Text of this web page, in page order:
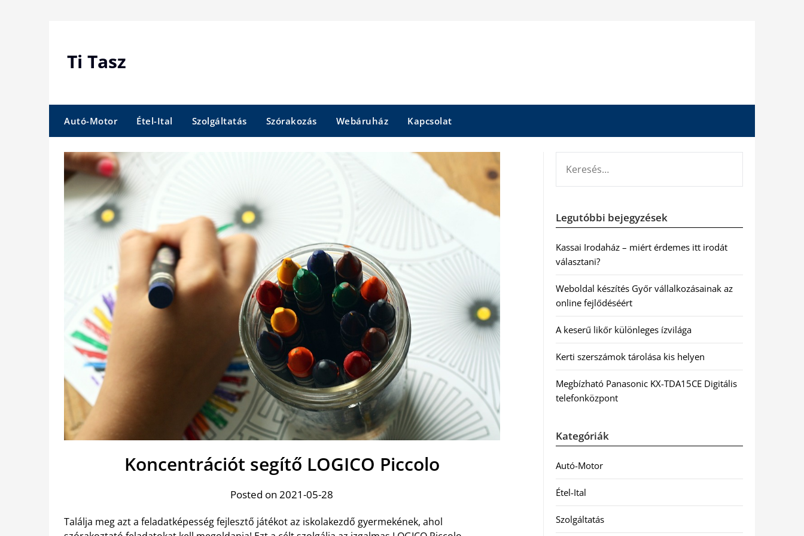
Ti Tasz
Autó-Motor Étel-Ital Szolgáltatás Szórakozás Webáruház Kapcsolat
Koncentrációt segítő LOGICO Piccolo
Posted on 2021-05-28
Találja meg azt a feladatképesség fejlesztő játékot az iskolakezdő gyermekének, ahol
Legutóbbi bejegyzések
Kassai Irodaház – miért érdemes itt irodát
választani?
Weboldal készítés Győr vállalkozásainak az
online fejlődéséért
A keserű likőr különleges ízvilága
Kerti szerszámok tárolása kis helyen
Megbízható Panasonic KX-TDA15CE Digitális
telefonközpont
Kategóriák
Autó-Motor
Étel-Ital
Szolgáltatás